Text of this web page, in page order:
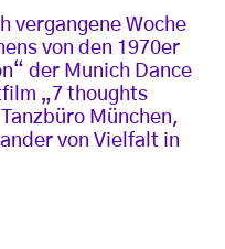
vergangene Woche
von den 1970er
der Munich Dance
„7 thoughts
München,
von Vielfalt in